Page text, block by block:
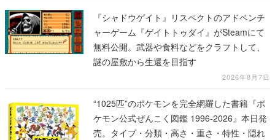
『シャドウゲイト』リスペクトのアドベンチ
ャーゲーム『ゲイトトゥダイ』がSteamにて
無料公開。武器や食料などをクラフトして、
謎の屋敷から生還を目指す
2026年8月7日
“1025匹”のポケモンを完全網羅した書籍『ポ
ケモン公式ぜんこく図鑑 1996-2026』本日発
売。タイプ・分類・高さ・重さ・特性・隠れ